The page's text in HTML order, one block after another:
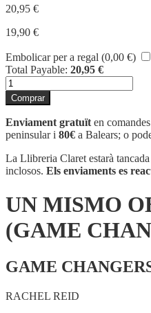
20,95 €
19,90 €
Embolicar per a regal (0,00 €)
Total Payable: 20,95 €
quantitat
de
UN
MISMO
OBJETIVO
(GAME
CHANGERS
4)
Comprar
Enviament gratuït en
peninsular i 80€ a Balears; o
La Llibreria Claret estarà
inclosos. Els enviaments es
UN MISMO
(GAME
GAME
RACHEL REID